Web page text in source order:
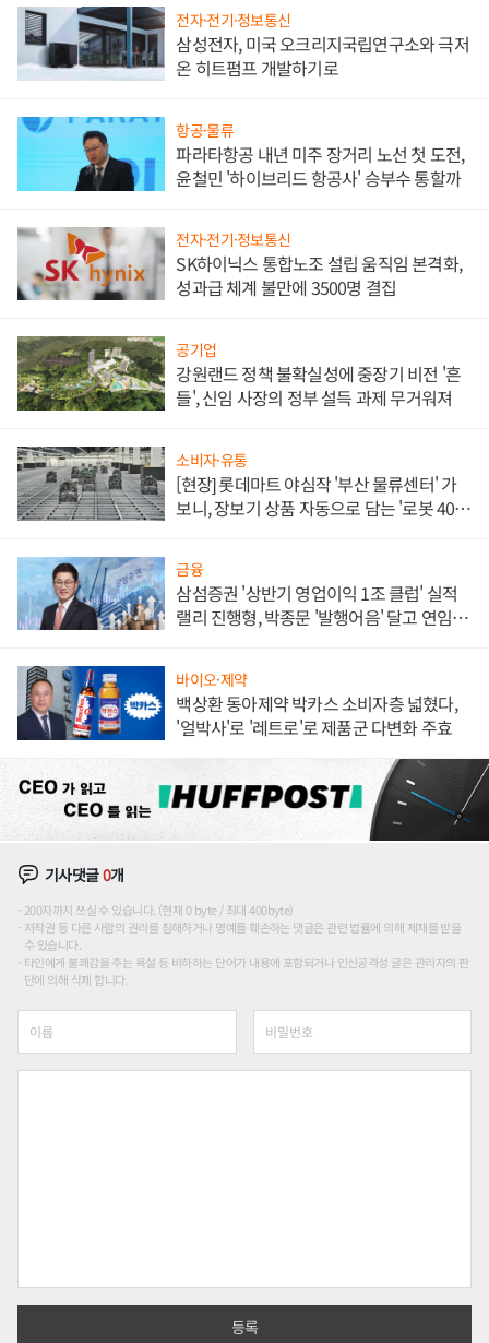
전자·전기·정보통신
삼성전자, 미국 오크리지국립연구소와 극저
온 히트펌프 개발하기로
항공·물류
파라타항공 내년 미주 장거리 노선 첫 도전,
윤철민 '하이브리드 항공사' 승부수 통할까
전자·전기·정보통신
SK하이닉스 통합노조 설립 움직임 본격화,
성과급 체계 불만에 3500명 결집
공기업
강원랜드 정책 불확실성에 중장기 비전 '흔
들', 신임 사장의 정부 설득 과제 무거워져
소비자·유통
[현장] 롯데마트 야심작 '부산 물류센터' 가
보니, 장보기 상품 자동으로 담는 '로봇 400
금융
삼섬증권 '상반기 영업이익 1조 클럽' 실적
랠리 진행형, 박종문 '발행어음' 달고 연임 향
바이오·제약
백상환 동아제약 박카스 소비자층 넓혔다,
'얼박사'로 '레트로'로 제품군 다변화 주효
기사댓글0개
200자까지 쓰실 수 있습니다. (현재 0 byte / 최대 400byte)
저작권 등 다른 사람의 권리를 침해하거나 명예를 훼손하는 댓글은 관련 법률에 의해 제재를 받을
수 있습니다.
타인에게 불쾌감을 주는 욕설 등 비하하는 단어가 내용에 포함되거나 인신공격성 글은 관리자의 판
단에 의해 삭제 합니다.